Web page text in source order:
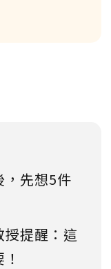
，先想5件
提醒：這